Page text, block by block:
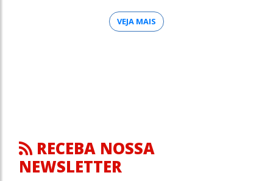
VEJA MAIS
RECEBA NOSSA
NEWSLETTER